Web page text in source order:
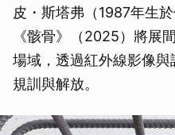
皮・斯塔弗（1987年生
《骸骨》（2025）將展
場域，透過紅外線影像
規訓與解放。